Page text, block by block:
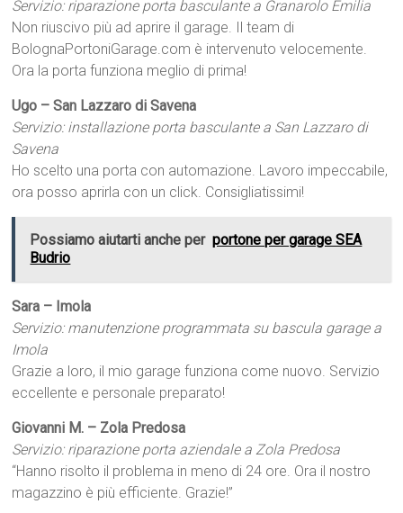
Servizio: riparazione porta basculante a Granarolo Emilia
Non riuscivo più ad aprire il garage. Il team di
BolognaPortoniGarage.com è intervenuto velocemente.
Ora la porta funziona meglio di prima!
Ugo – San Lazzaro di Savena
Servizio: installazione porta basculante a San Lazzaro di
Savena
Ho scelto una porta con automazione. Lavoro impeccabile,
ora posso aprirla con un click. Consigliatissimi!
Possiamo aiutarti anche per portone per garage SEA
Budrio
Sara – Imola
Servizio: manutenzione programmata su bascula garage a
Imola
Grazie a loro, il mio garage funziona come nuovo. Servizio
eccellente e personale preparato!
Giovanni M. – Zola Predosa
Servizio: riparazione porta aziendale a Zola Predosa
“Hanno risolto il problema in meno di 24 ore. Ora il nostro
magazzino è più efficiente. Grazie!”